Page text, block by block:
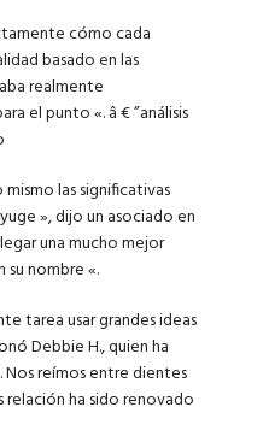
cómo cada
basado en las
realmente
el punto «. â € ”análisis
las significativas
​​», dijo un asociado en
una mucho mejor
nombre «.
tarea usar grandes ideas
Debbie H., quien ha
Nos reímos entre dientes
ha sido renovado